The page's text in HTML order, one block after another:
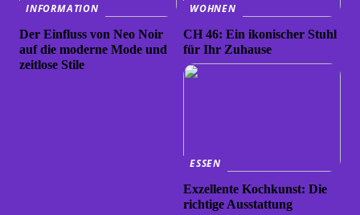
INFORMATION
Der Einfluss von Neo Noir
auf die moderne Mode und
zeitlose Stile
WOHNEN
CH 46: Ein ikonischer Stuhl
für Ihr Zuhause
ESSEN
Exzellente Kochkunst: Die
richtige Ausstattung